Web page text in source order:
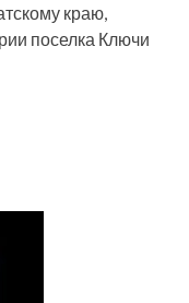
краю,
поселка Ключи